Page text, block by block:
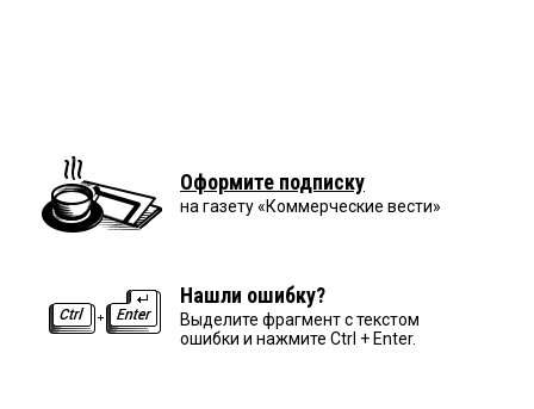
Оформите подписку
на газету «Коммерческие вести»
Нашли ошибку?
Выделите фрагмент с текстом
ошибки и нажмите Ctrl + Enter.